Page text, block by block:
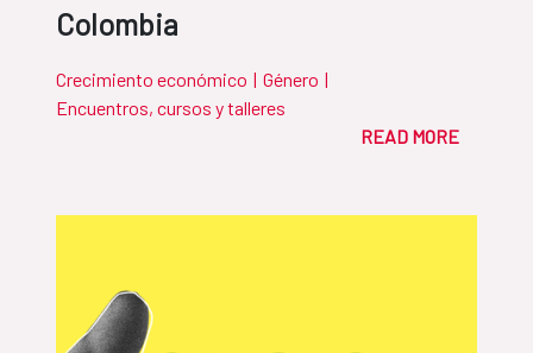
Colombia
Crecimiento económico | Género |
Encuentros, cursos y talleres
READ MORE